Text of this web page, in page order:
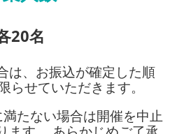
20名
は、お振込が確定した順
らせていただきます。
たない場合は開催を中止